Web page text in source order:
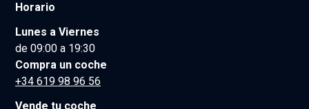
Horario
Lunes a Viernes
de 09:00 a 19:30
Compra un coche
+34 619 98 96 56
Vende tu coche